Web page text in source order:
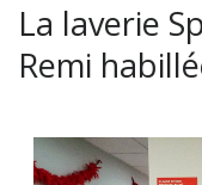
La laverie
Remi